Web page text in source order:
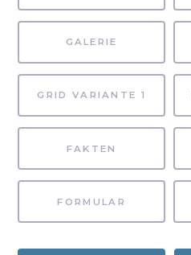
GALERIE
GRID VARIANTE 1
FAKTEN
FORMULAR